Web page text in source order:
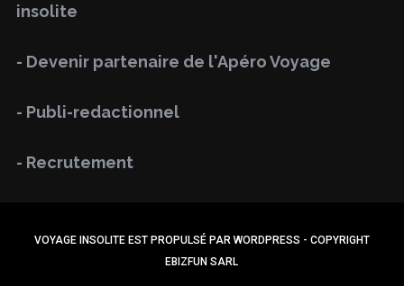
o
:
insolite
- Devenir partenaire de l'Apéro Voyage
- Publi-redactionnel
- Recrutement
VOYAGE INSOLITE EST PROPULSÉ PAR WORDPRESS - COPYRIGHT
EBIZFUN SARL